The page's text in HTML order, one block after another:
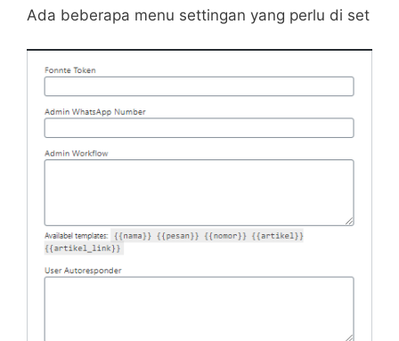
Ada beberapa menu settingan yang perlu di set